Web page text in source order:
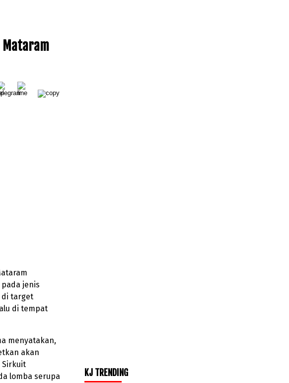
Mataram
jenis
di target
di tempat
menyatakan,
akan
Sirkuit
lomba serupa
KJ TRENDING